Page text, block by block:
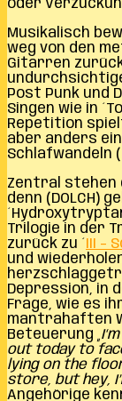
oder
Musikalisch
weg von den
Gitarren
Post Punk und
Singen wie in
Repetition
aber anders
Schlafwandeln
Zentral stehen
denn (DOLCH)
Trilogie in der
zurück zu ´
III –
und
Depression, in
Frage, wie es
mantrahaften
Beteuerung
out today to
lying on the
store, but hey,
Angehörige